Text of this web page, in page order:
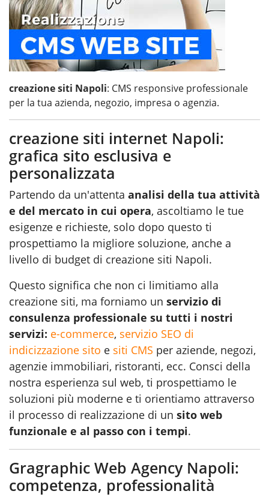
creazione siti Napoli: CMS responsive professionale
per la tua azienda, negozio, impresa o agenzia.
creazione siti internet Napoli:
grafica sito esclusiva e
personalizzata
Partendo da un'attenta analisi della tua attività
e del mercato in cui opera, ascoltiamo le tue
esigenze e richieste, solo dopo questo ti
prospettiamo la migliore soluzione, anche a
livello di budget di creazione siti Napoli.
Questo significa che non ci limitiamo alla
creazione siti, ma forniamo un servizio di
consulenza professionale su tutti i nostri
servizi: e-commerce, servizio SEO di
indicizzazione sito e siti CMS per aziende, negozi,
agenzie immobiliari, ristoranti, ecc. Consci della
nostra esperienza sul web, ti prospettiamo le
soluzioni più moderne e ti orientiamo attraverso
il processo di realizzazione di un sito web
funzionale e al passo con i tempi.
Gragraphic Web Agency Napoli:
competenza, professionalità